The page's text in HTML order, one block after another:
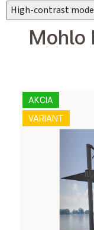
High-contrast mode
Mohlo
AKCIA
VARIANT